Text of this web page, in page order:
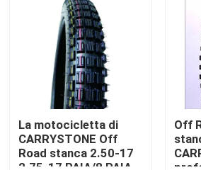
Gomma del motociclo della via
Gomma del motociclo di Off
Gomma del triciclo
Gomma del motorino del
La motocicletta di
CARRYSTONE Off
Road stanca 2.50-17
2.75-17 PAIA/8 PAIA
Off